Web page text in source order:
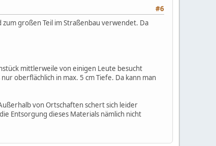
#6
großen Teil im Straßenbau verwendet. Da
mittlerweile von einigen Leute besucht
oberflächlich in max. 5 cm Tiefe. Da kann man
von Ortschaften schert sich leider
Entsorgung dieses Materials nämlich nicht